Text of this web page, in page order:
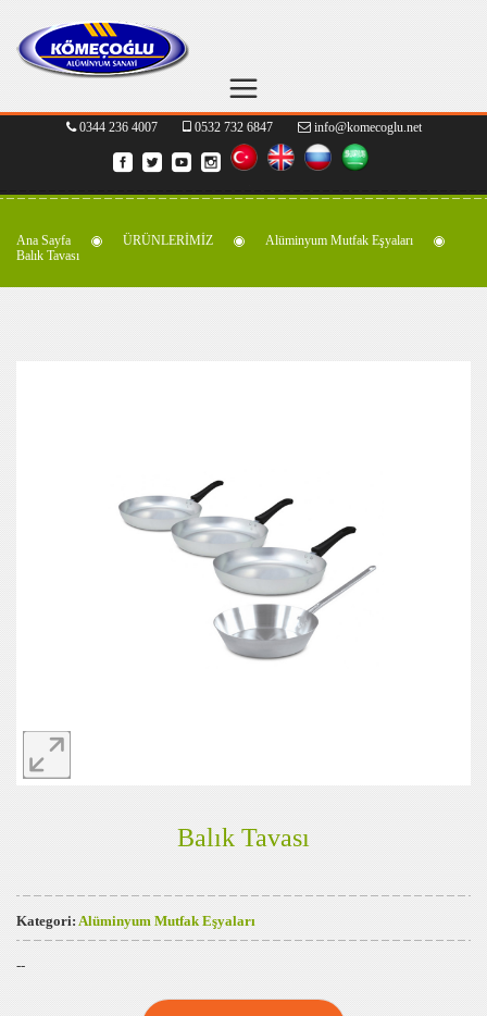
0344 236 4007 0532 732 6847 info@komecoglu.net
Ana Sayfa ÜRÜNLERİMİZ
Alüminyum Mutfak Eşyaları
Balık Tavası
Balık Tavası
Kategori: Alüminyum Mutfak Eşyaları
--